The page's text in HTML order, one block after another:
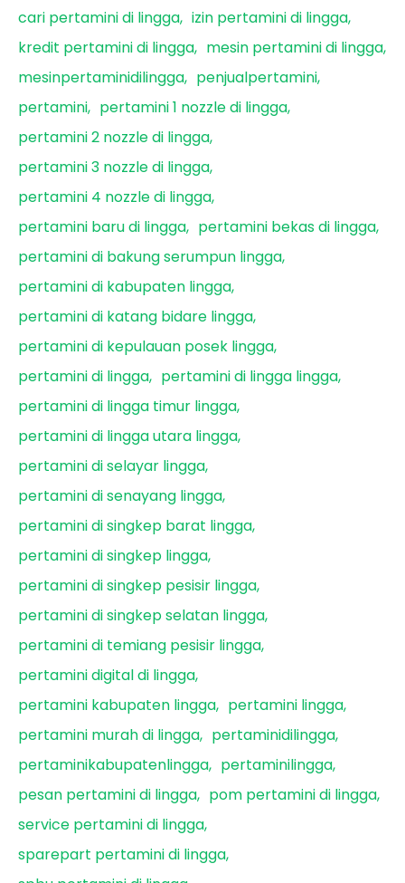
cari pertamini di lingga izin pertamini di lingga
kredit pertamini di lingga
mesin pertamini di lingga
mesinpertaminidilingga
penjualpertamini
pertamini
pertamini 1 nozzle di lingga
pertamini 2 nozzle di lingga
pertamini 3 nozzle di lingga
pertamini 4 nozzle di lingga
pertamini baru di lingga
pertamini bekas di lingga
pertamini di bakung serumpun lingga
pertamini di kabupaten lingga
pertamini di katang bidare lingga
pertamini di kepulauan posek lingga
pertamini di lingga
pertamini di lingga lingga
pertamini di lingga timur lingga
pertamini di lingga utara lingga
pertamini di selayar lingga
pertamini di senayang lingga
pertamini di singkep barat lingga
pertamini di singkep lingga
pertamini di singkep pesisir lingga
pertamini di singkep selatan lingga
pertamini di temiang pesisir lingga
pertamini digital di lingga
pertamini kabupaten lingga
pertamini lingga
pertamini murah di lingga
pertaminidilingga
pertaminikabupatenlingga
pertaminilingga
pesan pertamini di lingga
pom pertamini di lingga
service pertamini di lingga
sparepart pertamini di lingga